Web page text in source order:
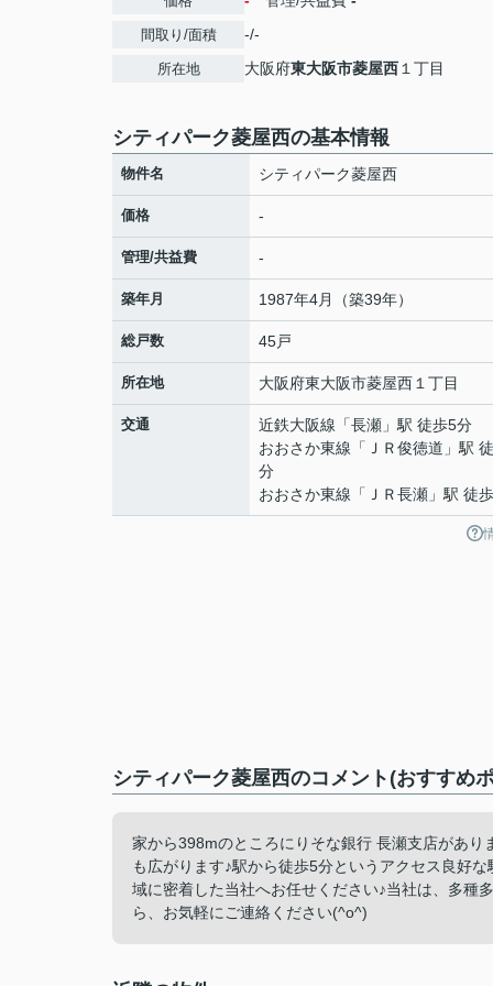
間取り/面積 -/-
所在地 大阪府東大阪市菱屋西 １丁目
シティパーク菱屋西の基本情報
物件名 シティパーク菱屋西
価格 -
管理/共益費 -
築年月 1987年4月（築39年）
総戸数 45戸
所在地 大阪府東大阪市菱屋西 １丁目
交通 近鉄大阪線 「長瀬 」駅 徒歩5分
おおさか東線 「 ＪＲ俊徳道 」駅
分
おおさか東線 「 ＪＲ長瀬 」駅 徒
シティパーク菱屋西のコメント(おすすめ
家から398mのところにりそな銀行 長瀬支店があ
も広がります♪駅から徒歩5分というアクセス良好
域に密着した当社へお任せください♪当社は、多種
ら、お気軽にご連絡ください(^o^)